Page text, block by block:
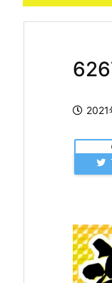
2021